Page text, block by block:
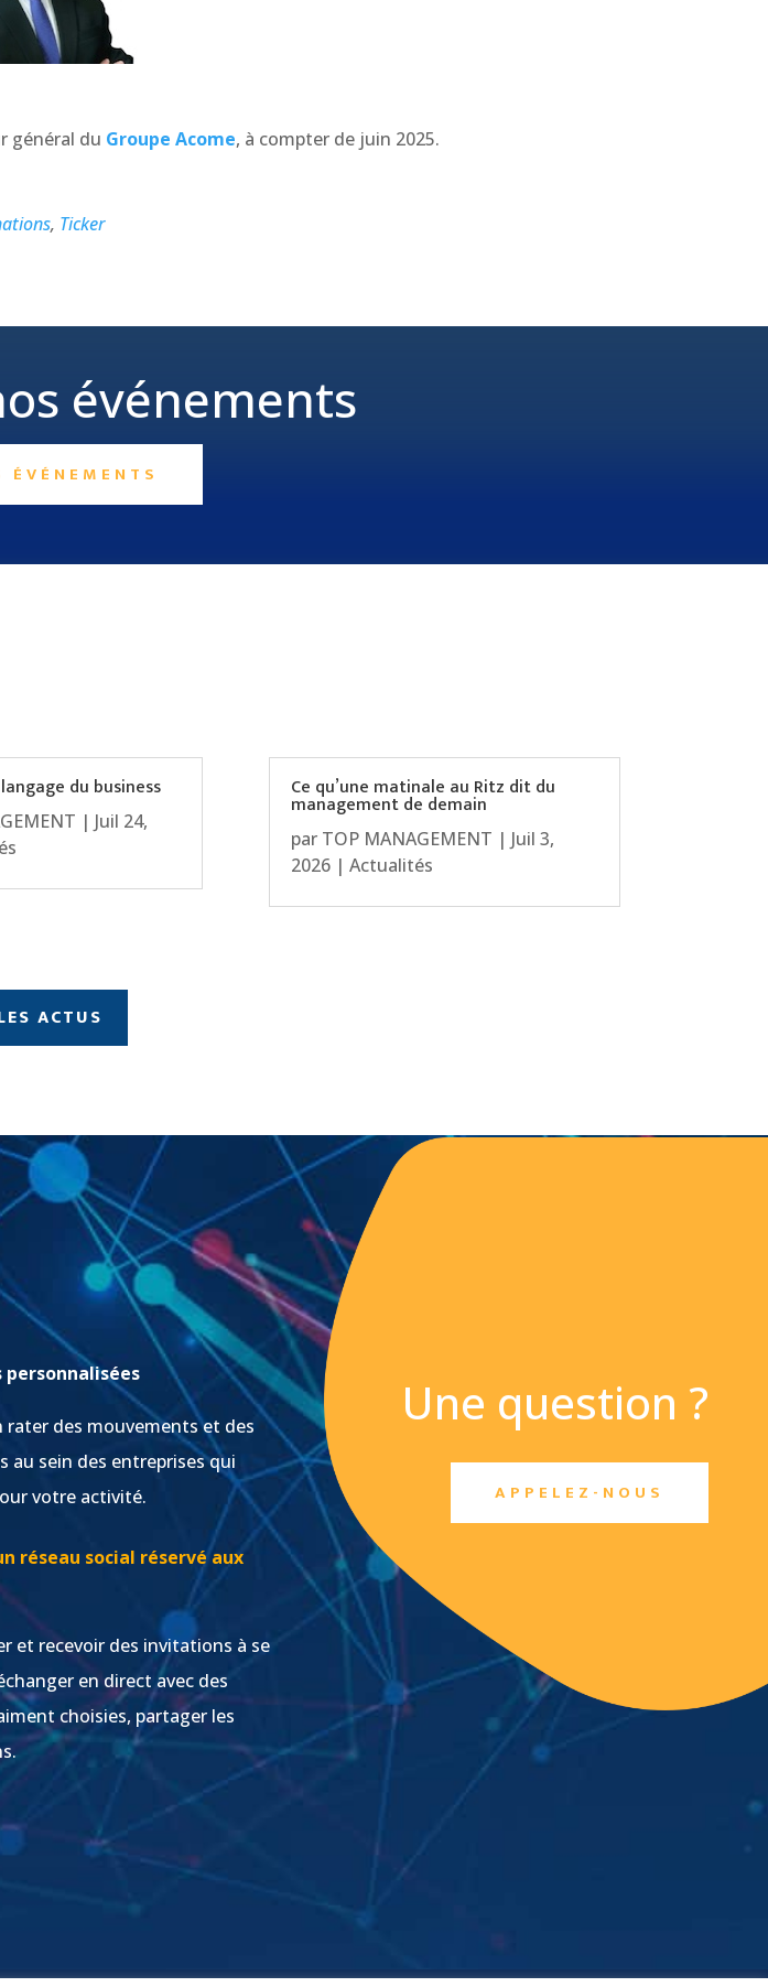
général du Groupe Acome, à compter de juin 2025.
, Ticker
événements
ÉVÉNEMENTS
du business
| Juil 24,
Ce qu’une matinale au Ritz dit du
management de demain
par TOP MANAGEMENT | Juil 3,
2026| Actualités
ACTUS
personnalisées
rater des mouvements et des
au sein des entreprises qui
votre activité.
réseau social réservé aux
et recevoir des invitations à se
en direct avec des
choisies, partager les
Une question ?
APPELEZ-NOUS